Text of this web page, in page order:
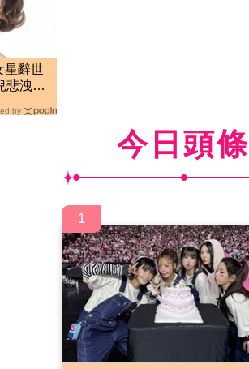
星辭世
洩臨
by
今日頭條
1